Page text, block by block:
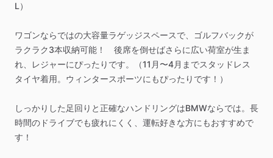
L）
ワゴンならではの大容量ラゲッジスペースで、ゴルフバックが
ラクラク3本収納可能！
後席を倒せばさらに広い荷室が生ま
れ、レジャーにぴったりです。（11月〜4月までスタッドレス
タイヤ着用。ウィンタースポーツにもぴったりです！）
しっかりした足回りと正確なハンドリングはBMWならでは。長
時間のドライブでも疲れにくく、運転好きな方にもおすすめで
す！